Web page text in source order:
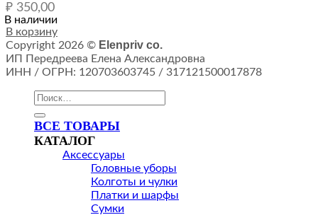
₽ 350,00
В наличии
В корзину
Copyright 2026 © Elenpriv co.
ИП Передреева Елена Александровна
ИНН / ОГРН: 120703603745 / 317121500017878
Искать:
ВСЕ ТОВАРЫ
КАТАЛОГ
Аксессуары
Головные уборы
Колготы и чулки
Платки и шарфы
Сумки